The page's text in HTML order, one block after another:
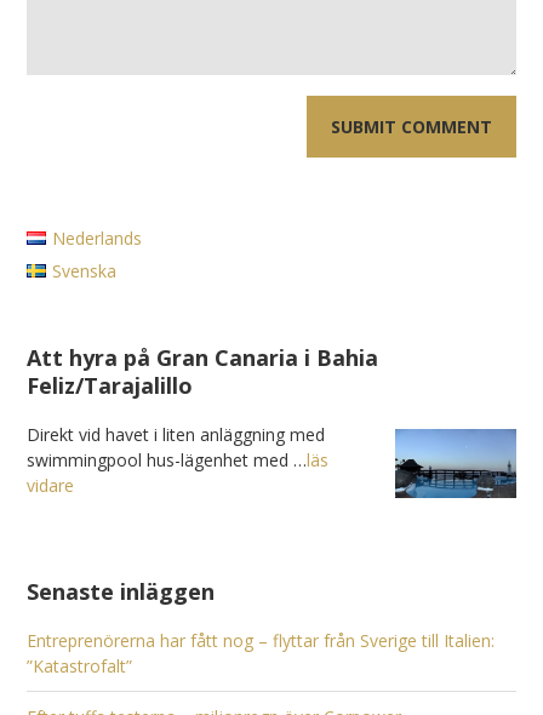
Nederlands
Svenska
Att hyra på Gran Canaria i Bahia
Feliz/Tarajalillo
Direkt vid havet i liten anläggning med
swimmingpool hus-lägenhet med …läs
vidare
Senaste inläggen
Entreprenörerna har fått nog – flyttar från Sverige till Italien:
”Katastrofalt”